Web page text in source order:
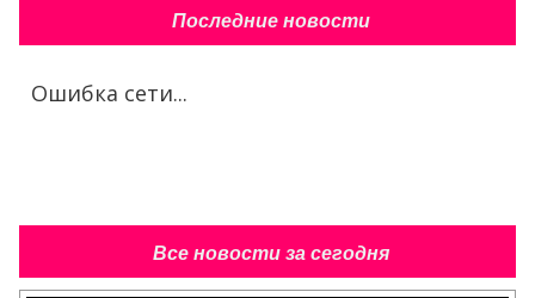
Последние новости
Ошибка сети...
Все новости за сегодня